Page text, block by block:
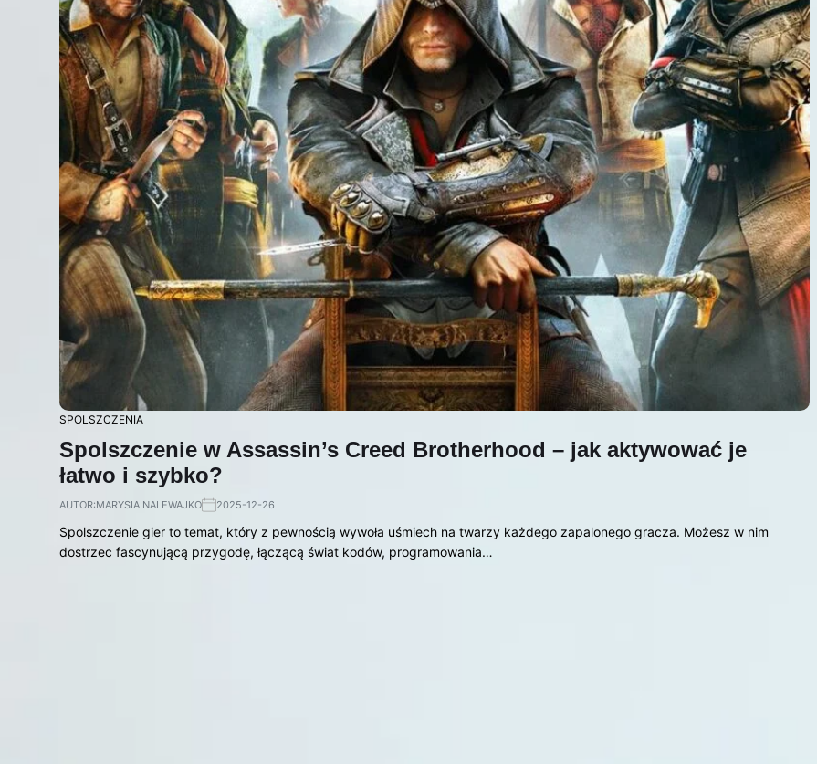
SPOLSZCZENIA
Spolszczenie w Assassin’s Creed Brotherhood – jak aktywować je
łatwo i szybko?
AUTOR:MARYSIA NALEWAJKO 2025-12-26
Spolszczenie gier to temat, który z pewnością wywoła uśmiech na twarzy każdego zapalonego gracza. Możesz w nim
dostrzec fascynującą przygodę, łączącą świat kodów, programowania…